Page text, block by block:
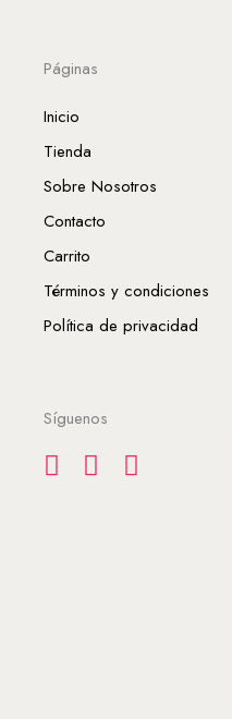
Páginas
Inicio
Tienda
Sobre Nosotros
Contacto
Carrito
Términos y condiciones
Política de privacidad
Síguenos